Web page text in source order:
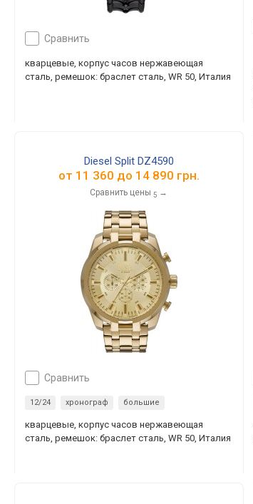
сравнить
кварцевые, корпус часов нержавеющая
сталь, ремешок: браслет сталь, WR 50, Италия
Diesel Split DZ4590
от 11 360 до 14 890 грн.
Сравнить цены 5 →
сравнить
12/24 хронограф большие
кварцевые, корпус часов нержавеющая
сталь, ремешок: браслет сталь, WR 50, Италия